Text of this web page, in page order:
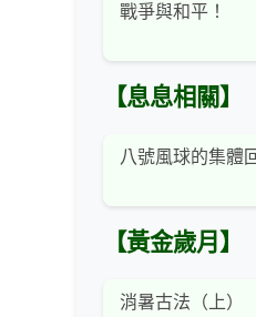
戰爭與和平！
【息息相關】
八號風球的集體
【黃金歲月】
消暑古法（上）